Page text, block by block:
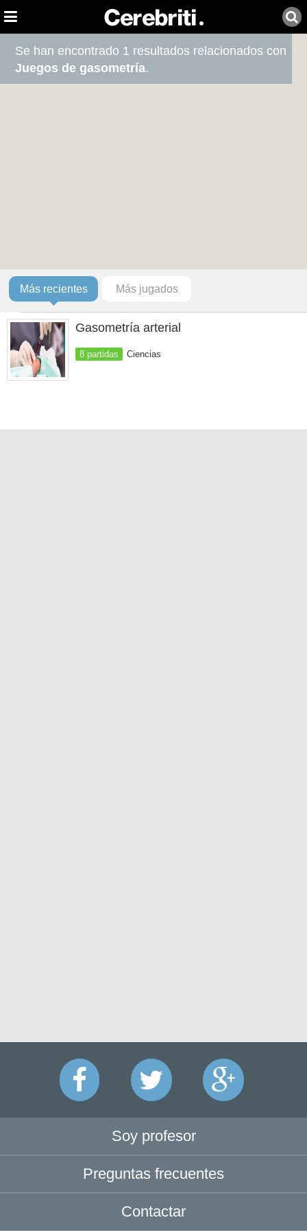
Se han encontrado 1 resultados relacionados con
Juegos de gasometría.
Más recientes Más jugados
Gasometría arterial
8 partidas Ciencias
Soy profesor
Preguntas frecuentes
Contactar